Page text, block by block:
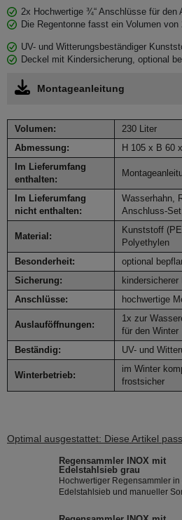
2x Hochwertige ¾“ Anschlüsse für den
Die Regentonne fasst ein Volumen von
UV- und Witterungsbeständiger
Deckel mit Kindersicherung, optional
Montageanleitung
Volumen:
230 Liter
Abmessung:
H 105 x B 60
Im Lieferumfang
enthalten:
Im Lieferumfang
nicht enthalten:
Wasserhahn,
Anschluss-
Material:
Kunststoff
Polyethylen
Besonderheit:
optional
Sicherung:
kindersicherer
Anschlüsse:
hochwertige
Auslauföffnungen:
1x zur
für den Winter
Beständig:
UV- und
Winterbetrieb:
im Winter
frostsicher
Optimal ausgestattet: Diese Artikel
Regensammler INOX mit
Edelstahlsieb grau
Hochwertiger Regensammler in
Edelstahlsieb und manueller
INOX verfügt über einen